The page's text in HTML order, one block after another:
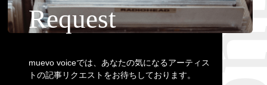
Request
muevo voiceでは、あなたの気になるアーティス
トの記事リクエストをお待ちしております。